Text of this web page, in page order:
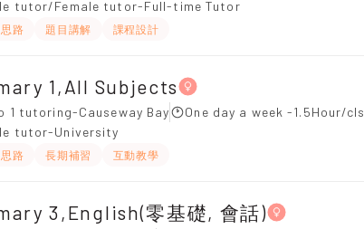
tutor/Female tutor-Full-time Tutor
路 題目講解 課程設計
1,All Subjects
1 tutoring-Causeway Bay
One day a week -1.5Hour/cls
tutor-University
路 長期補習 互動教學
3,English(零基礎, 會話)